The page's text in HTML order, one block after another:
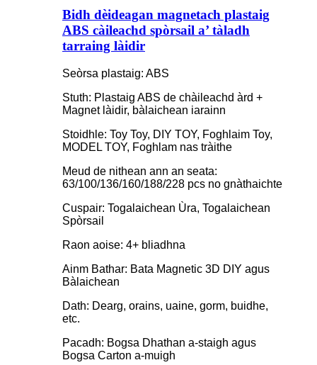
Bidh dèideagan magnetach plastaig
ABS càileachd spòrsail a’ tàladh
tarraing làidir
Seòrsa plastaig: ABS
Stuth: Plastaig ABS de chàileachd àrd +
Magnet làidir, bàlaichean iarainn
Stoidhle: Toy Toy, DIY TOY, Foghlaim Toy,
MODEL TOY, Foghlam nas tràithe
Meud de nithean ann an seata:
63/100/136/160/188/228 pcs no gnàthaichte
Cuspair: Togalaichean Ùra, Togalaichean
Spòrsail
Raon aoise: 4+ bliadhna
Ainm Bathar: Bata Magnetic 3D DIY agus
Bàlaichean
Dath: Dearg, orains, uaine, gorm, buidhe,
etc.
Pacadh: Bogsa Dhathan a-staigh agus
Bogsa Carton a-muigh